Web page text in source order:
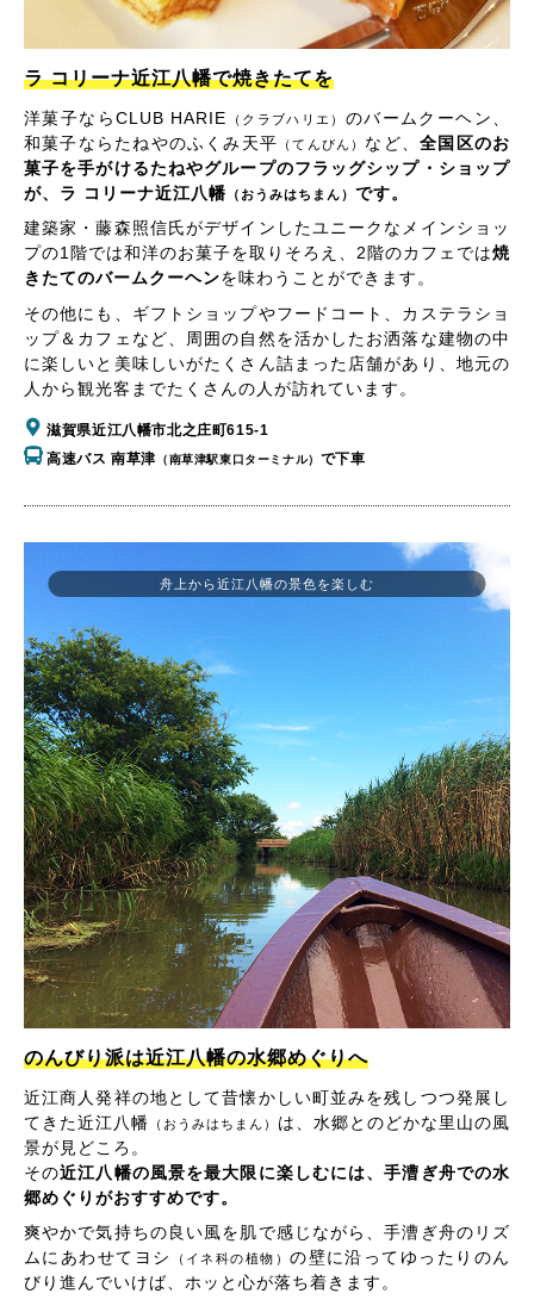
ラ コリーナ近江八幡で焼きたてを
洋菓子ならCLUB HARIE （クラブハリエ） のバームクーヘン、
和菓子ならたねやのふくみ天平 （てんびん） など、全国区のお
菓子を手がけるたねやグループのフラッグシップ・ショップ
が、ラ コリーナ近江八幡 （おうみはちまん） です。
建築家・藤森照信氏がデザインしたユニークなメインショッ
プの1階では和洋のお菓子を取りそろえ、2階のカフェでは焼
きたてのバームクーヘンを味わうことができます。
その他にも、ギフトショップやフードコート、カステラショ
ップ＆カフェなど、周囲の自然を活かしたお洒落な建物の中
に楽しいと美味しいがたくさん詰まった店舗があり、地元の
人から観光客までたくさんの人が訪れています。
滋賀県近江八幡市北之庄町615-1
高速バス 南草津 （南草津駅東口ターミナル） で下車
のんびり派は近江八幡の水郷めぐりへ
近江商人発祥の地として昔懐かしい町並みを残しつつ発展し
てきた近江八幡 （おうみはちまん） は、水郷とのどかな里山の風
景が見どころ。
その近江八幡の風景を最大限に楽しむには、手漕ぎ舟での水
郷めぐりがおすすめです。
爽やかで気持ちの良い風を肌で感じながら、手漕ぎ舟のリズ
ムにあわせてヨシ
（イネ科の植物）の壁に沿ってゆったりのん
びり進んでいけば、ホッと心が落ち着きます。
舟上から近江八幡の景色を楽しむ